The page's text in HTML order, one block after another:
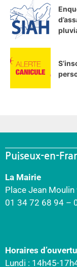
Puiseux-en-
La Mairie
Place Jean
01 34 72 68 94 –
Horaires
Lundi : 14h45-